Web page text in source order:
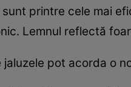
sunt printre cele mai
Lemnul reflectă
pot acorda o